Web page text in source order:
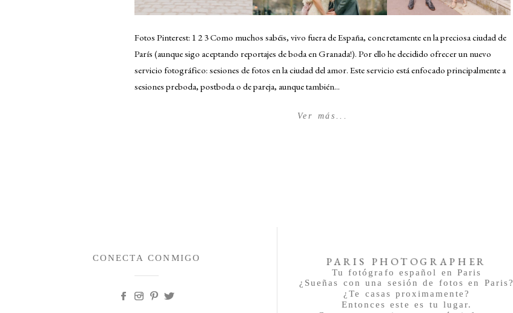
Fotos Pinterest: 1 2 3 Como muchos sabéis, vivo fuera de España, concretamente en la preciosa ciudad de
París (aunque sigo aceptando reportajes de boda en Granada!). Por ello he decidido ofrecer un nuevo
servicio fotográfico: sesiones de fotos en la ciudad del amor. Este servicio está enfocado principalmente a
sesiones preboda, postboda o de pareja, aunque también...
Ver más...
CONECTA CONMIGO
Tu fotógrafo español en Paris
¿Sueñas con una sesión de fotos en Paris?
¿Te casas proximamente?
Entonces este es tu lugar.
PARIS PHOTOGRAPHER